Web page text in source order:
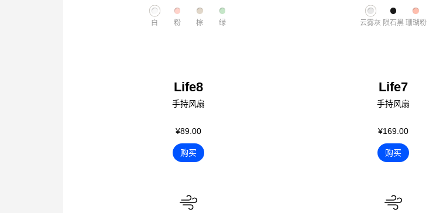
白 粉 棕 绿
Life8
手持风扇
¥89.00
购买
云雾灰 陨石黑 珊瑚粉
Life7
手持风扇
¥169.00
购买